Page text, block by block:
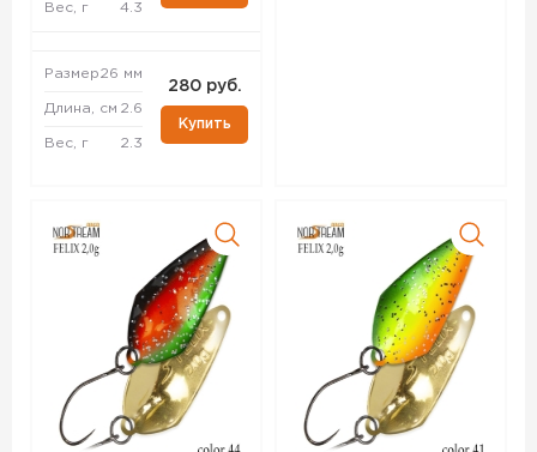
Вес, г 4.3
Размер26 мм
Длина, см 2.6
Вес, г 2.3
280 руб.
Купить